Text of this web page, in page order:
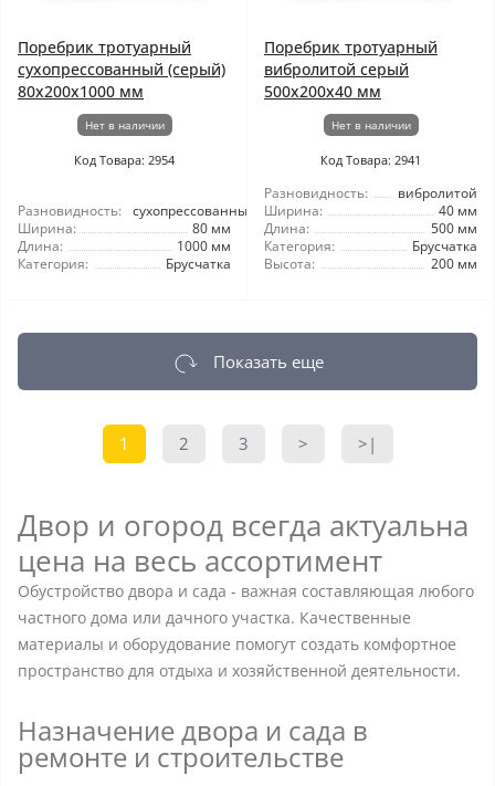
Поребрик тротуарный
сухопрессованный (серый)
80x200x1000 мм
Нет в наличии
Код Товара: 2954
Разновидность:
сухопрессованный
Ширина:
80 мм
Длина:
1000 мм
Категория:
Брусчатка
Поребрик тротуарный
вибролитой серый
500x200x40 мм
Нет в наличии
Код Товара: 2941
Разновидность:
вибролитой
Ширина:
40 мм
Длина:
500 мм
Категория:
Брусчатка
Высота:
200 мм
Показать еще
1 2 3 > >|
Двор и огород всегда актуальна
цена на весь ассортимент
Обустройство двора и сада - важная составляющая любого
частного дома или дачного участка. Качественные
материалы и оборудование помогут создать комфортное
пространство для отдыха и хозяйственной деятельности.
Назначение двора и сада в
ремонте и строительстве